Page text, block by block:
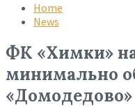
search
Home
News
ФК «Химки»
минимально
«Домодедово»